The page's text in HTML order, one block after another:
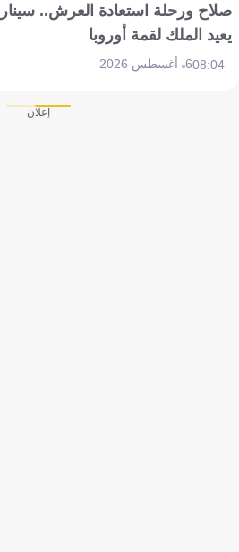
صلاح ورحلة استعادة العرش..
يعيد الملك لقمة أوروبا
08:046 أغسطس 2026
إعلان